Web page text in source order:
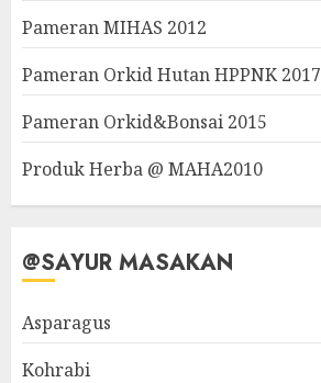
Pameran MIHAS 2012
Pameran Orkid Hutan HPPNK 2017
Pameran Orkid&Bonsai 2015
Produk Herba @ MAHA2010
@SAYUR MASAKAN
Asparagus
Kohrabi